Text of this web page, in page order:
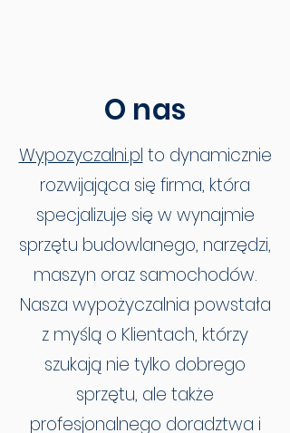
O nas
Wypozyczalni.pl to dynamicznie
rozwijająca się firma, która
specjalizuje się w wynajmie
sprzętu budowlanego, narzędzi,
maszyn oraz samochodów.
Nasza wypożyczalnia powstała
z myślą o Klientach, którzy
szukają nie tylko dobrego
sprzętu, ale także
profesjonalnego doradztwa i